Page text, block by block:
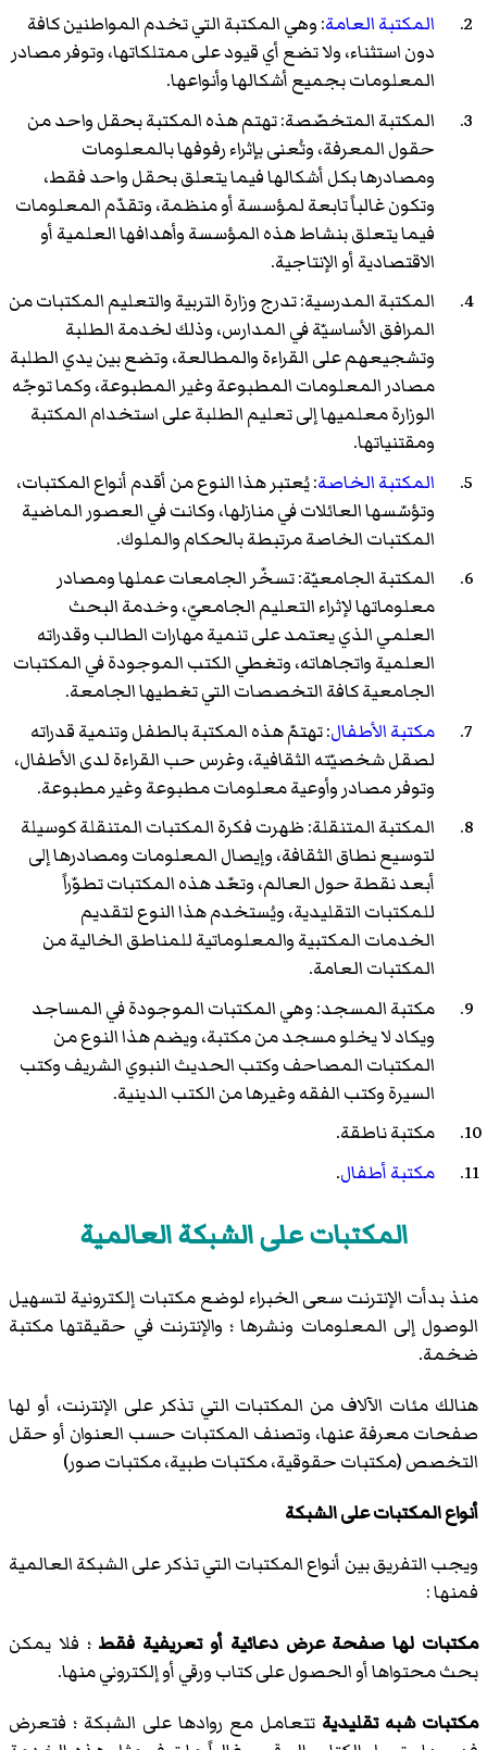
المكتبة العامة: وهي المكتبة التي تخدم المواطنين كافة
دون استثناء، ولا تضع أي قيود على ممتلكاتها، وتوفر مصادر
المعلومات بجميع أشكالها وأنواعها.
المكتبة المتخصّصة: تهتم هذه المكتبة بحقل واحد من
حقول المعرفة، وتُعنى بإثراء رفوفها بالمعلومات
ومصادرها بكل أشكالها فيما يتعلق بحقل واحد فقط،
وتكون غالباً تابعة لمؤسسة أو منظمة، وتقدّم المعلومات
فيما يتعلق بنشاط هذه المؤسسة وأهدافها العلمية أو
الاقتصادية أو الإنتاجية.
المكتبة المدرسية: تدرج وزارة التربية والتعليم المكتبات من
المرافق الأساسيّة في المدارس، وذلك لخدمة الطلبة
وتشجيعهم على القراءة والمطالعة، وتضع بين يدي الطلبة
مصادر المعلومات المطبوعة وغير المطبوعة، وكما توجّه
الوزارة معلميها إلى تعليم الطلبة على استخدام المكتبة
ومقتنياتها.
المكتبة الخاصة: يُعتبر هذا النوع من أقدم أنواع المكتبات،
وتؤسّسها العائلات في منازلها، وكانت في العصور الماضية
المكتبات الخاصة مرتبطة بالحكام والملوك.
المكتبة الجامعيّة: تسخّر الجامعات عملها ومصادر
معلوماتها لإثراء التعليم الجامعيّ، وخدمة البحث
العلمي الذي يعتمد على تنمية مهارات الطالب وقدراته
العلمية واتجاهاته، وتغطي الكتب الموجودة في المكتبات
الجامعية كافة التخصصات التي تغطيها الجامعة.
مكتبة الأطفال: تهتمّ هذه المكتبة بالطفل وتنمية قدراته
لصقل شخصيّته الثقافية، وغرس حب القراءة لدى الأطفال،
وتوفر مصادر وأوعية معلومات مطبوعة وغير مطبوعة.
المكتبة المتنقلة: ظهرت فكرة المكتبات المتنقلة كوسيلة
لتوسيع نطاق الثقافة، وإيصال المعلومات ومصادرها إلى
أبعد نقطة حول العالم، وتعّد هذه المكتبات تطوّراً
للمكتبات التقليدية، ويُستخدم هذا النوع لتقديم
الخدمات المكتبية والمعلوماتية للمناطق الخالية من
المكتبات العامة.
مكتبة المسجد: وهي المكتبات الموجودة في المساجد
ويكاد لا يخلو مسجد من مكتبة، ويضم هذا النوع من
المكتبات المصاحف وكتب الحديث النبوي الشريف وكتب
السيرة وكتب الفقه وغيرها من الكتب الدينية.
مكتبة ناطقة.
مكتبة أطفال.
المكتبات على الشبكة العالمية
منذ بدأت الإنترنت سعى الخبراء لوضع مكتبات إلكترونية لتسهيل
الوصول إلى المعلومات ونشرها ؛ والإنترنت في حقيقتها مكتبة
ضخمة.
هنالك مئات الآلاف من المكتبات التي تذكر على الإنترنت، أو لها
صفحات معرفة عنها، وتصنف المكتبات حسب العنوان أو حقل
التخصص (مكتبات حقوقية، مكتبات طبية، مكتبات صور)
أنواع المكتبات على الشبكة
ويجب التفريق بين أنواع المكتبات التي تذكر على الشبكة العالمية
فمنها :
مكتبات لها صفحة عرض دعائية أو تعريفية فقط ؛ فلا يمكن
بحث محتواها أو الحصول على كتاب ورقي أو إلكتروني منها.
مكتبات شبه تقليدية تتعامل مع روادها على الشبكة ؛ فتعرض